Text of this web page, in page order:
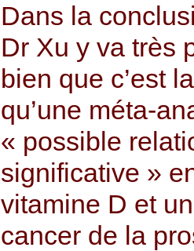
Dans la
Dr Xu y va très
bien que c’est
qu’une méta-
« possible
significative »
vitamine D et
cancer de la